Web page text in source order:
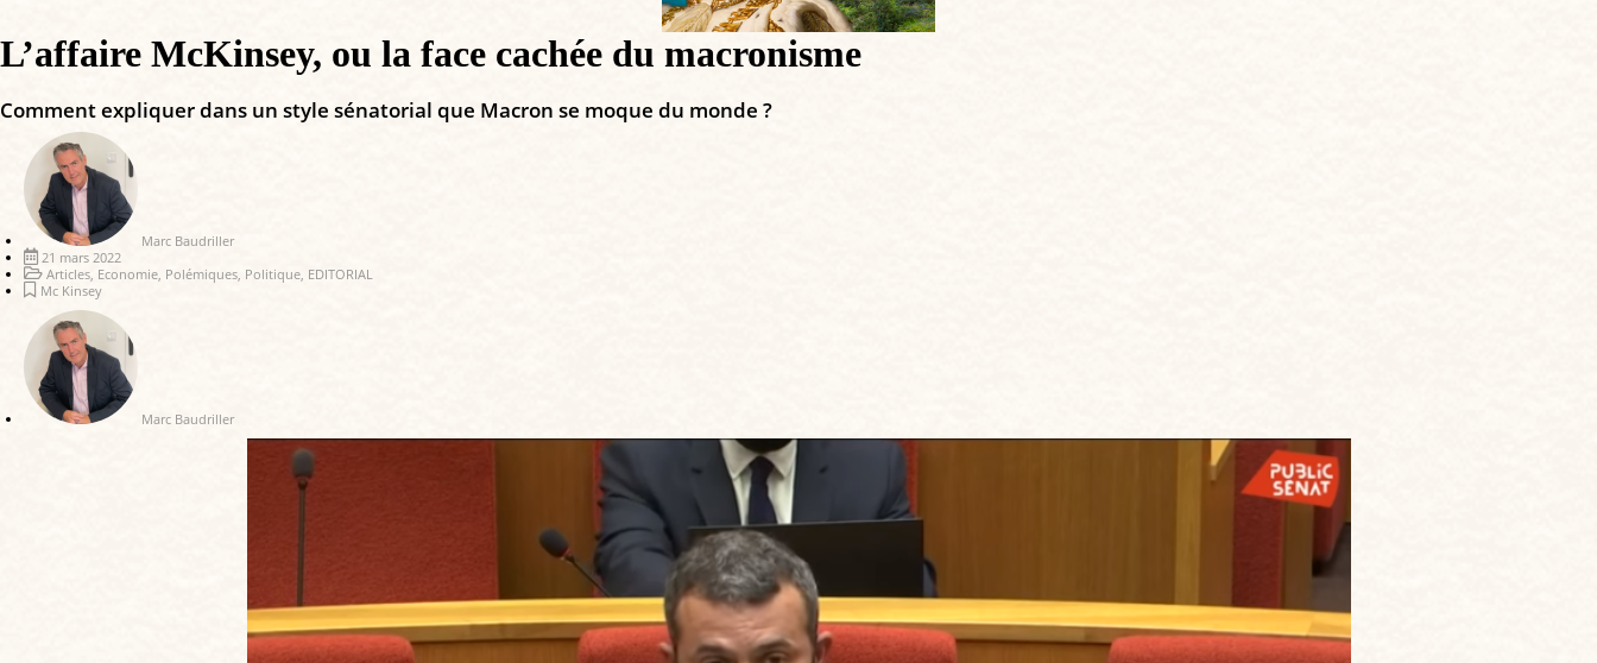
L’affaire McKinsey, ou la face cachée du macronisme
Comment expliquer dans un style sénatorial que Macron se moque du monde ?
Marc Baudriller
21 mars 2022
Articles Economie Polémiques Politique EDITORIAL
Mc Kinsey
Marc Baudriller